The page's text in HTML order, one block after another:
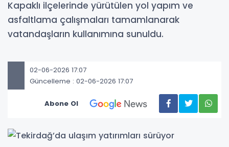
Kapaklı ilçelerinde yürütülen yol yapım ve
asfaltlama çalışmaları tamamlanarak
vatandaşların kullanımına sunuldu.
02-06-2026 17:07
Güncelleme : 02-06-2026 17:07
Abone Ol